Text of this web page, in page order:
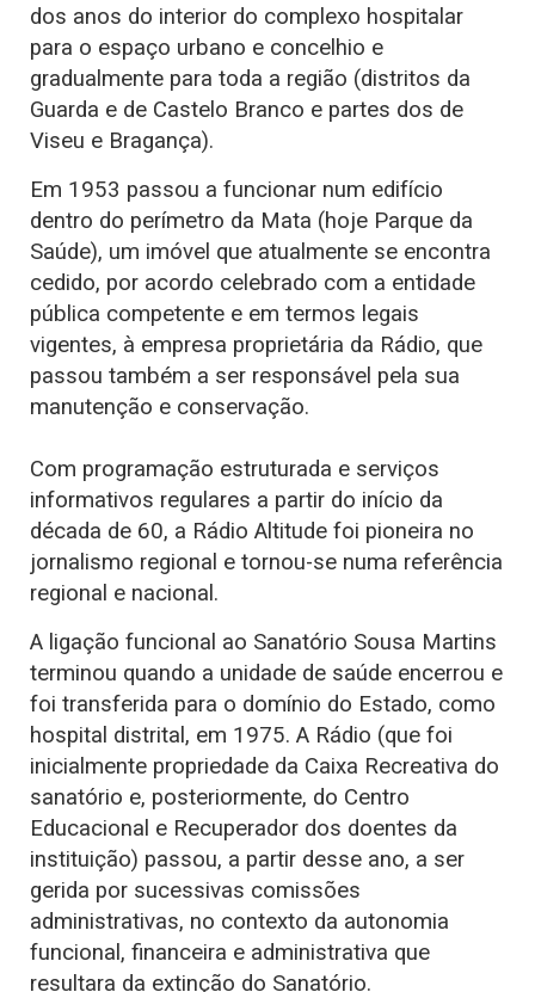
dos anos do interior do complexo hospitalar
para o espaço urbano e concelhio e
gradualmente para toda a região (distritos da
Guarda e de Castelo Branco e partes dos de
Viseu e Bragança).
Em 1953 passou a funcionar num edifício
dentro do perímetro da Mata (hoje Parque da
Saúde), um imóvel que atualmente se encontra
cedido, por acordo celebrado com a entidade
pública competente e em termos legais
vigentes, à empresa proprietária da Rádio, que
passou também a ser responsável pela sua
manutenção e conservação.
Com programação estruturada e serviços
informativos regulares a partir do início da
década de 60, a Rádio Altitude foi pioneira no
jornalismo regional e tornou-se numa referência
regional e nacional.
A ligação funcional ao Sanatório Sousa Martins
terminou quando a unidade de saúde encerrou e
foi transferida para o domínio do Estado, como
hospital distrital, em 1975. A Rádio (que foi
inicialmente propriedade da Caixa Recreativa do
sanatório e, posteriormente, do Centro
Educacional e Recuperador dos doentes da
instituição) passou, a partir desse ano, a ser
gerida por sucessivas comissões
administrativas, no contexto da autonomia
funcional, financeira e administrativa que
resultara da extinção do Sanatório.